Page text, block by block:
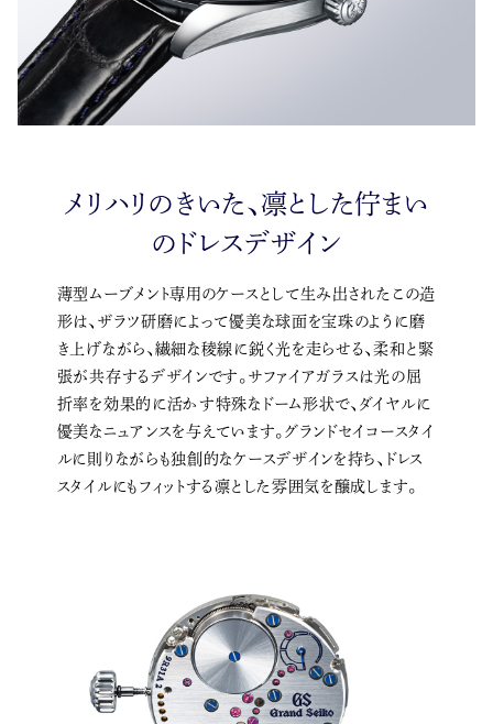
メリハリのきいた、凛とした佇まい
のドレスデザイン
薄型ムーブメント専用のケースとして生み出されたこの造
形は、ザラツ研磨によって優美な球面を宝珠のように磨
き上げながら、繊細な稜線に鋭く光を走らせる、柔和と緊
張が共存するデザインです。サファイアガラスは光の屈
折率を効果的に活かす特殊なドーム形状で、ダイヤルに
優美なニュアンスを与えています。グランドセイコースタイ
ルに則りながらも独創的なケースデザインを持ち、ドレス
スタイルにもフィットする凛とした雰囲気を醸成します。